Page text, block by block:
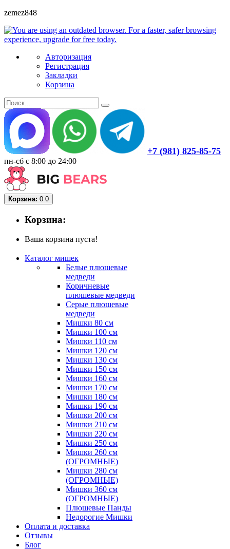
zemez848
Авторизация
Регистрация
Закладки
Корзина
+7 (981) 825-85-75
пн-сб с 8:00 до 24:00
Корзина: 0 0
Корзина:
Ваша корзина пуста!
Каталог мишек
Белые плюшевые
медведи
Коричневые
плюшевые медведи
Серые плюшевые
медведи
Мишки 80 см
Мишки 100 см
Мишки 110 см
Мишки 120 см
Мишки 130 см
Мишки 150 см
Мишки 160 см
Мишки 170 см
Мишки 180 см
Мишки 190 см
Мишки 200 см
Мишки 210 см
Мишки 220 см
Мишки 250 см
Мишки 260 см
(ОГРОМНЫЕ)
Мишки 280 см
(ОГРОМНЫЕ)
Мишки 360 см
(ОГРОМНЫЕ)
Плюшевые Панды
Недорогие Мишки
Оплата и доставка
Отзывы
Блог